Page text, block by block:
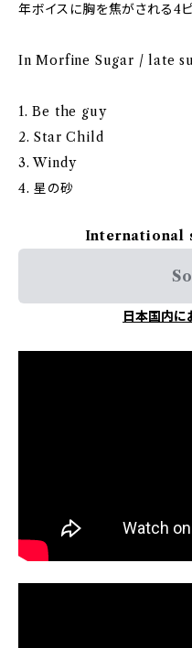
年ボイスに胸を焦がされる4ピ
In Morfine Sugar / late
1. Be the guy
2. Star Child
3. Windy
4. 星の砂
International
日本国内に